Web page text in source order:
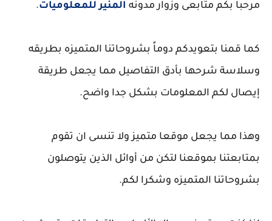
مرحبا بكم متابعى وزوار مدونه المنير للمعلوميات.
كما قمنا بتعويدكم دوماً بشروحاتنا المتميزه بطريقه
وسلاسة شرحها بأدق التفاصيل مما يجعل طريقة
إيصال لكم المعلومات بشكل جدا واضح.
وهذا مما يجعل موقعا متميز ولا تنسى ان تقوم
بمتابعتنا بموقعنا لتكن من أوائل الذين يتوصلون
بشروحاتنا المتميزه وشكرا لكم.